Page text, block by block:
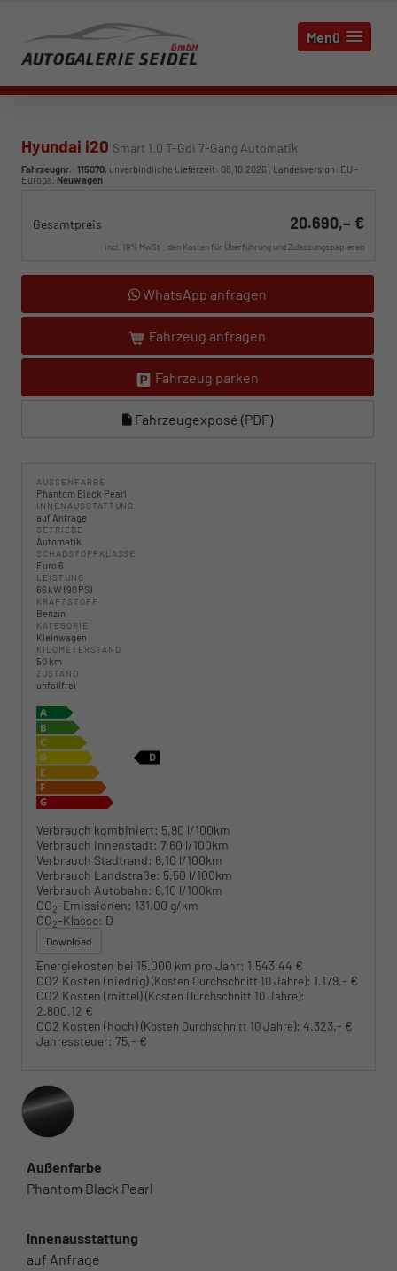
Menü
Hyundai i20 Smart 1.0 T-Gdi 7-Gang Automatik
Fahrzeugnr.: 115070, unverbindliche Lieferzeit: 08.10.2026 , Landesversion: EU -
Europa, Neuwagen
Gesamtpreis 20.690,– €
incl. 19% MwSt., den Kosten für Überführung und Zulassungspapieren
WhatsApp anfragen
Fahrzeug anfragen
Fahrzeug parken
Fahrzeugexposé (PDF)
AUSSENFARBE
Phantom Black Pearl
INNENAUSSTATTUNG
auf Anfrage
GETRIEBE
Automatik
SCHADSTOFFKLASSE
Euro 6
LEISTUNG
66 kW (90 PS)
KRAFTSTOFF
Benzin
KATEGORIE
Kleinwagen
KILOMETERSTAND
50 km
ZUSTAND
unfallfrei
Verbrauch kombiniert: 5,90 l/100km
Verbrauch Innenstadt: 7,60 l/100km
Verbrauch Stadtrand: 6,10 l/100km
Verbrauch Landstraße: 5,50 l/100km
Verbrauch Autobahn: 6,10 l/100km
CO2-Emissionen: 131,00 g/km
CO2-Klasse: D
Download
Energiekosten bei 15.000 km pro Jahr: 1.543,44 €
CO2 Kosten (niedrig)(Kosten Durchschnitt 10 Jahre): 1.179,- €
CO2 Kosten (mittel)(Kosten Durchschnitt 10 Jahre):
2.800,12 €
CO2 Kosten (hoch)(Kosten Durchschnitt 10 Jahre): 4.323,- €
Jahressteuer: 75,- €
Außenfarbe
Phantom Black Pearl
Innenausstattung
auf Anfrage